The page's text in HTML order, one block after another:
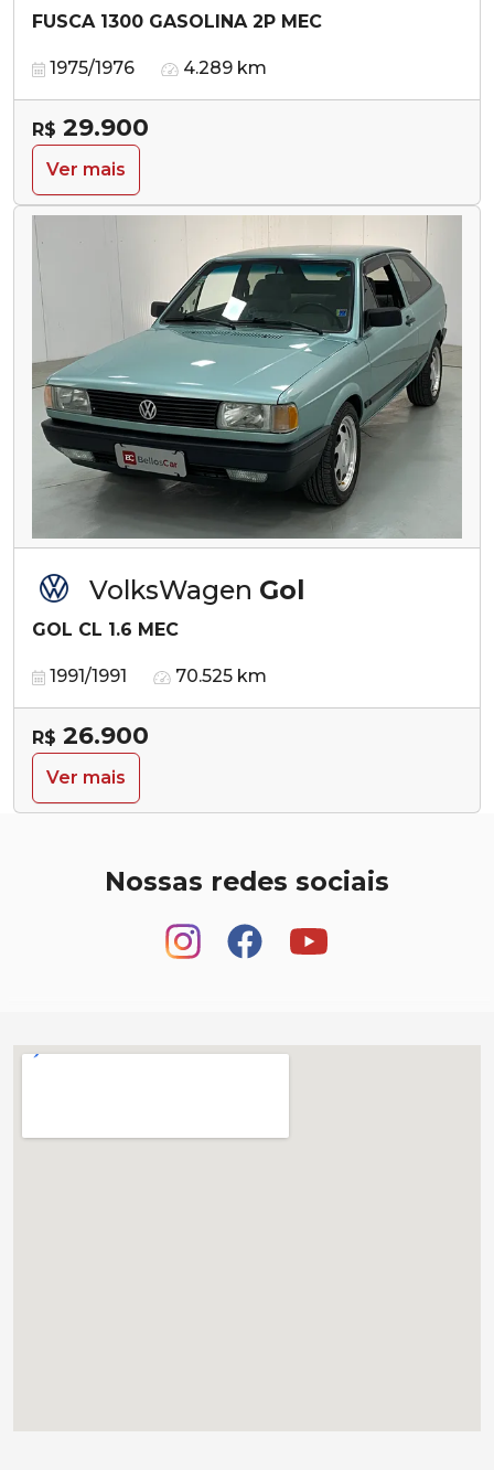
FUSCA 1300 GASOLINA 2P MEC
1975/1976 4.289 km
R$ 29.900
Ver mais
VolksWagen Gol
GOL CL 1.6 MEC
1991/1991 70.525 km
R$ 26.900
Ver mais
Nossas redes sociais